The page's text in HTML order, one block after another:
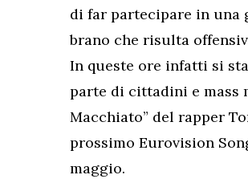
di far partecipare in
brano che risulta
In queste ore infatti si
parte di cittadini e mass
Macchiato” del rapper
prossimo Eurovision
maggio.